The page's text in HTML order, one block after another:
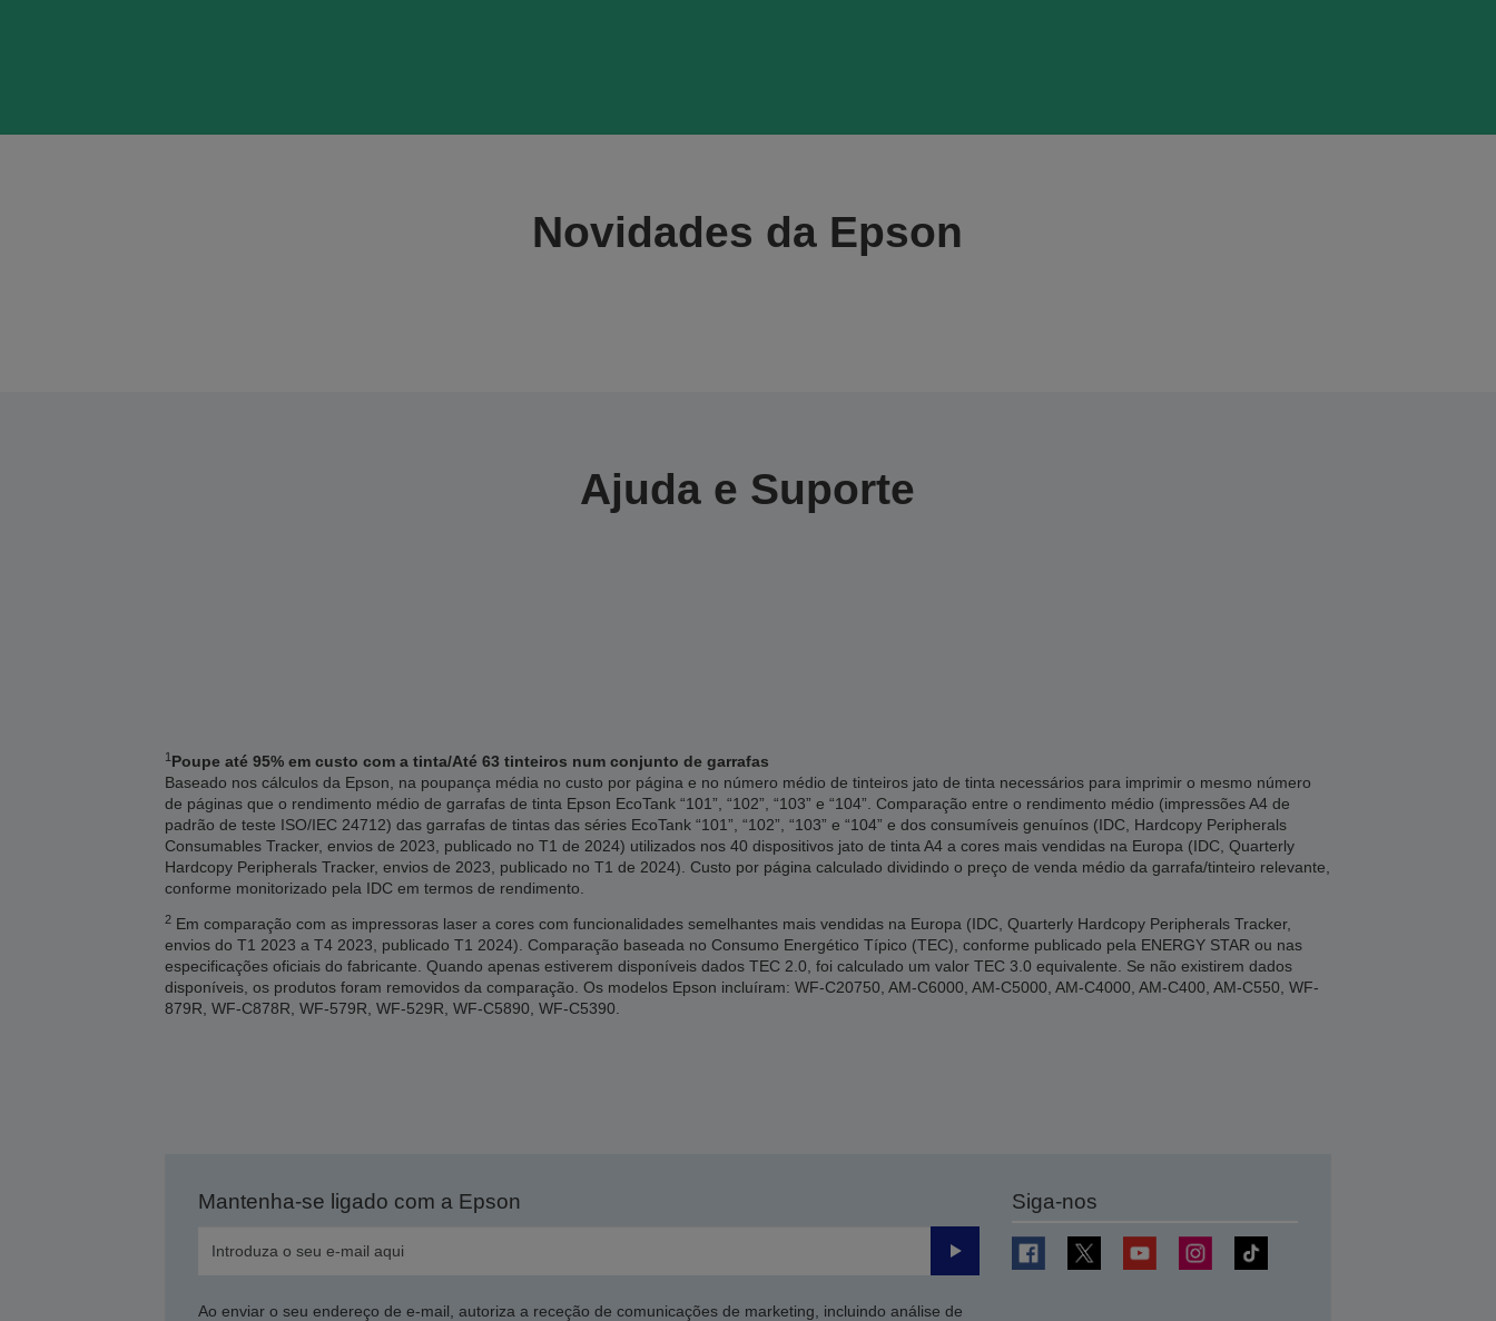
Novidades da Epson
Ajuda e Suporte
1Poupe até 95% em custo com a tinta/Até 63 tinteiros num conjunto de garrafas
Baseado nos cálculos da Epson, na poupança média no custo por página e no número médio de tinteiros jato de tinta necessários para imprimir o mesmo número
de páginas que o rendimento médio de garrafas de tinta Epson EcoTank “101”, “102”, “103” e “104”. Comparação entre o rendimento médio (impressões A4 de
padrão de teste ISO/IEC 24712) das garrafas de tintas das séries EcoTank “101”, “102”, “103” e “104” e dos consumíveis genuínos (IDC, Hardcopy Peripherals
Consumables Tracker, envios de 2023, publicado no T1 de 2024) utilizados nos 40 dispositivos jato de tinta A4 a cores mais vendidas na Europa (IDC, Quarterly
Hardcopy Peripherals Tracker, envios de 2023, publicado no T1 de 2024). Custo por página calculado dividindo o preço de venda médio da garrafa/tinteiro relevante,
conforme monitorizado pela IDC em termos de rendimento.
2Em comparação com as impressoras laser a cores com funcionalidades semelhantes mais vendidas na Europa (IDC, Quarterly Hardcopy Peripherals Tracker,
envios do T1 2023 a T4 2023, publicado T1 2024). Comparação baseada no Consumo Energético Típico (TEC), conforme publicado pela ENERGY STAR ou nas
especificações oficiais do fabricante. Quando apenas estiverem disponíveis dados TEC 2.0, foi calculado um valor TEC 3.0 equivalente. Se não existirem dados
disponíveis, os produtos foram removidos da comparação. Os modelos Epson incluíram: WF-C20750, AM-C6000, AM-C5000, AM-C4000, AM-C400, AM-C550, WF-
879R, WF-C878R, WF-579R, WF-529R, WF-C5890, WF-C5390.
Mantenha-se ligado com a Epson
Enviar
Ao enviar o seu endereço de e-mail, autoriza a receção de comunicações de marketing, incluindo análise de
Siga-nos